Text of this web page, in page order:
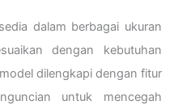
dalam berbagai ukuran
dengan kebutuhan
dilengkapi dengan fitur
untuk mencegah